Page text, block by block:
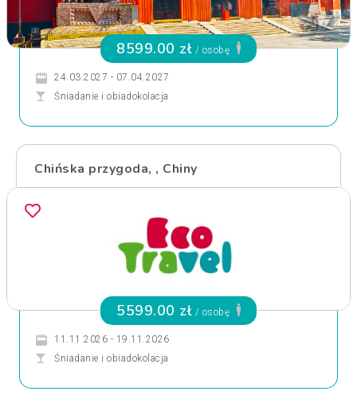
8599.00 zł / osobę
24.03.2027 - 07.04.2027
Śniadanie i obiadokolacja
Chińska przygoda, , Chiny
5599.00 zł / osobę
11.11.2026 - 19.11.2026
Śniadanie i obiadokolacja